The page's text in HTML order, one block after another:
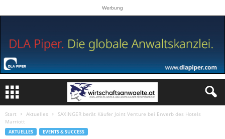
Werbung
Start Aktuelles
SAXINGER berät Käufer Joint Venture bei Erwerb des Hotels
Marriott
AKTUELLES EVENTS & SUCCESS